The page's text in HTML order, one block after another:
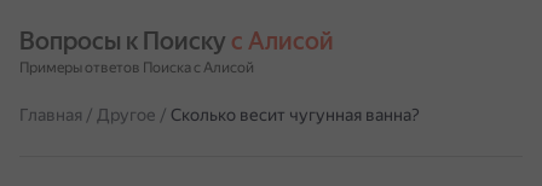
Вопросы к Поиску с Алисой
Примеры ответов Поиска с Алисой
Главная / Другое / Сколько весит чугунная ванна?